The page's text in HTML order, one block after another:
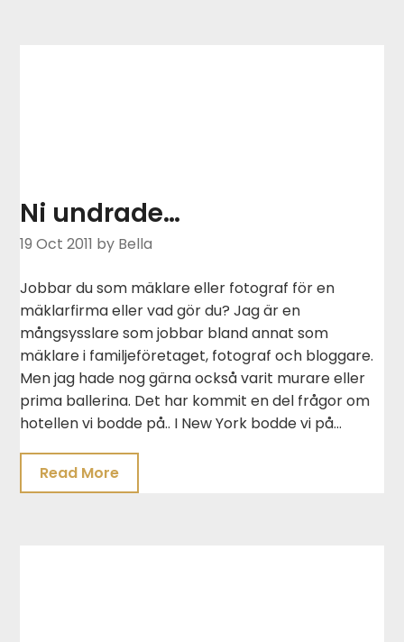
Ni undrade…
19 Oct 2011 by Bella
Jobbar du som mäklare eller fotograf för en
mäklarfirma eller vad gör du? Jag är en
mångsysslare som jobbar bland annat som
mäklare i familjeföretaget, fotograf och bloggare.
Men jag hade nog gärna också varit murare eller
prima ballerina. Det har kommit en del frågor om
hotellen vi bodde på.. I New York bodde vi på…
Read More